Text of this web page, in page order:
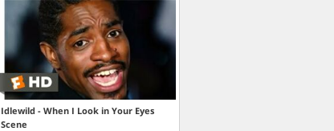
Idlewild - When I Look in Your Eyes
Scene